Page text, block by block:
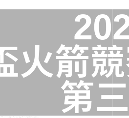
20
火箭競
第三